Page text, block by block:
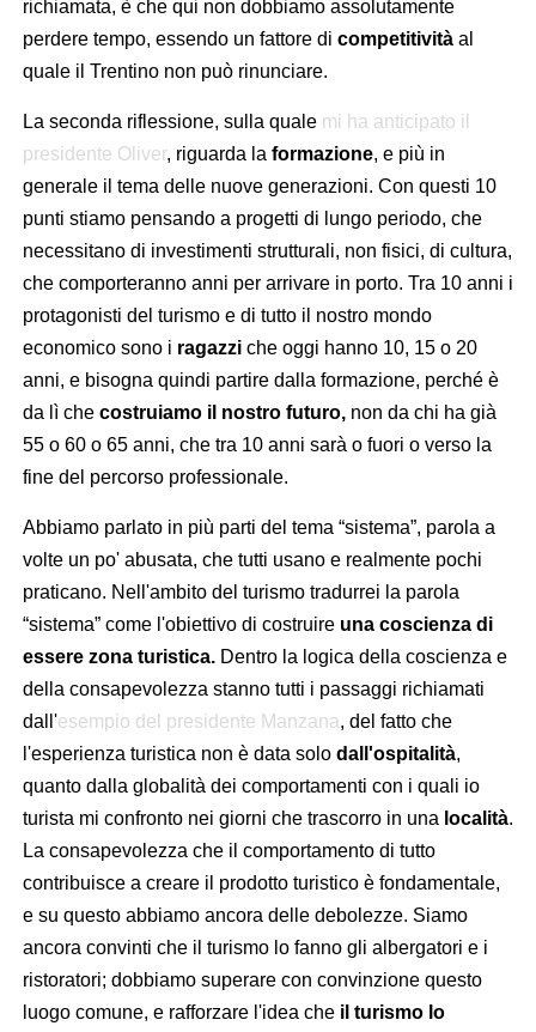
richiamata, è che qui non dobbiamo assolutamente
perdere tempo, essendo un fattore di competitività al
quale il Trentino non può rinunciare.
La seconda riflessione, sulla quale mi ha anticipato il
presidente Oliver, riguarda la formazione, e più in
generale il tema delle nuove generazioni. Con questi 10
punti stiamo pensando a progetti di lungo periodo, che
necessitano di investimenti strutturali, non fisici, di cultura,
che comporteranno anni per arrivare in porto. Tra 10 anni i
protagonisti del turismo e di tutto il nostro mondo
economico sono i ragazzi che oggi hanno 10, 15 o 20
anni, e bisogna quindi partire dalla formazione, perché è
da lì che costruiamo il nostro futuro,non da chi ha già
55 o 60 o 65 anni, che tra 10 anni sarà o fuori o verso la
fine del percorso professionale.
Abbiamo parlato in più parti del tema “sistema”, parola a
volte un po' abusata, che tutti usano e realmente pochi
praticano. Nell'ambito del turismo tradurrei la parola
“sistema” come l'obiettivo di costruire una coscienza di
essere zona turistica. Dentro la logica della coscienza e
della consapevolezza stanno tutti i passaggi richiamati
dall'esempio del presidente Manzana, del fatto che
l'esperienza turistica non è data solo dall'ospitalità,
quanto dalla globalità dei comportamenti con i quali io
turista mi confronto nei giorni che trascorro in una località.
La consapevolezza che il comportamento di tutto
contribuisce a creare il prodotto turistico è fondamentale,
e su questo abbiamo ancora delle debolezze. Siamo
ancora convinti che il turismo lo fanno gli albergatori e i
ristoratori; dobbiamo superare con convinzione questo
luogo comune, e rafforzare l'idea che il turismo lo